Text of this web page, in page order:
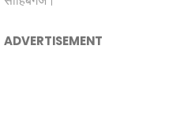
ADVERTISEMENT